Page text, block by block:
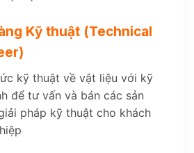
Kỹ thuật (Technical
kỹ thuật về vật liệu với kỹ
để tư vấn và bán các sản
pháp kỹ thuật cho khách